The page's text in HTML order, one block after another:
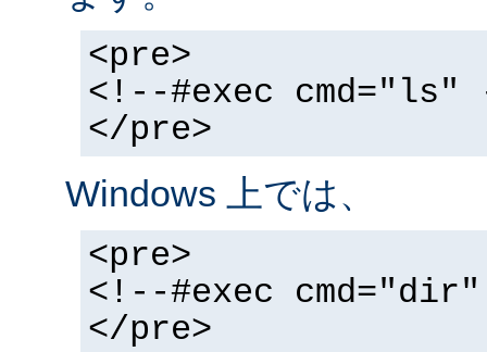
<pre>
<!--#exec cmd="ls"
</pre>
Windows 上では、
<pre>
<!--#exec
</pre>